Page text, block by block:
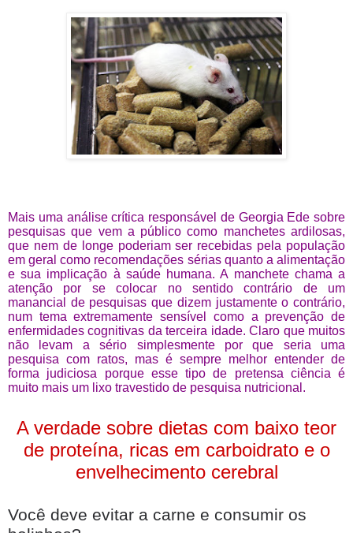
Mais uma análise crítica responsável de Georgia Ede sobre
pesquisas que vem a público como manchetes ardilosas,
que nem de longe poderiam ser recebidas pela população
em geral como recomendações sérias quanto a alimentação
e sua implicação à saúde humana. A manchete chama a
atenção por se colocar no sentido contrário de um
manancial de pesquisas que dizem justamente o contrário,
num tema extremamente sensível como a prevenção de
enfermidades cognitivas da terceira idade. Claro que muitos
não levam a sério simplesmente por que seria uma
pesquisa com ratos, mas é sempre melhor entender de
forma judiciosa porque esse tipo de pretensa ciência é
muito mais um lixo travestido de pesquisa nutricional.
A verdade sobre dietas com baixo teor
de proteína, ricas em carboidrato e o
envelhecimento cerebral
Você deve evitar a carne e consumir os